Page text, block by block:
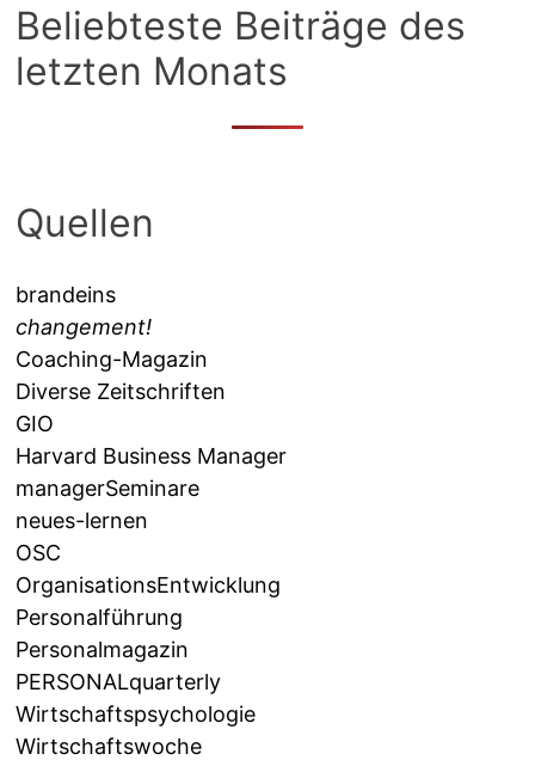
Beliebteste Beiträge des
letzten Monats
Quellen
brandeins
changement!
Coaching-Magazin
Diverse Zeitschriften
GIO
Harvard Business Manager
managerSeminare
neues-lernen
OSC
OrganisationsEntwicklung
Personalführung
Personalmagazin
PERSONALquarterly
Wirtschaftspsychologie
Wirtschaftswoche